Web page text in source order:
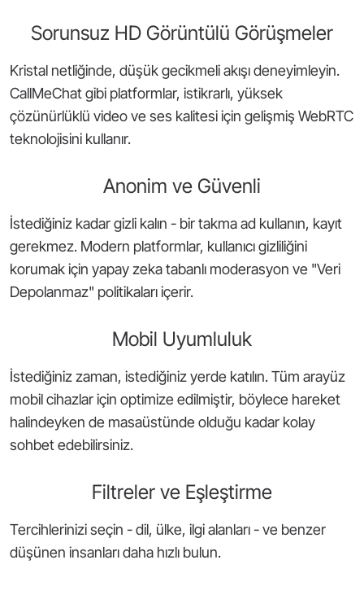
Sorunsuz HD Görüntülü Görüşmeler
Kristal netliğinde, düşük gecikmeli akışı deneyimleyin.
CallMeChat gibi platformlar, istikrarlı, yüksek
çözünürlüklü video ve ses kalitesi için gelişmiş WebRTC
teknolojisini kullanır.
Anonim ve Güvenli
İstediğiniz kadar gizli kalın - bir takma ad kullanın, kayıt
gerekmez. Modern platformlar, kullanıcı gizliliğini
korumak için yapay zeka tabanlı moderasyon ve "Veri
Depolanmaz" politikaları içerir.
Mobil Uyumluluk
İstediğiniz zaman, istediğiniz yerde katılın. Tüm arayüz
mobil cihazlar için optimize edilmiştir, böylece hareket
halindeyken de masaüstünde olduğu kadar kolay
sohbet edebilirsiniz.
Filtreler ve Eşleştirme
Tercihlerinizi seçin - dil, ülke, ilgi alanları - ve benzer
düşünen insanları daha hızlı bulun.